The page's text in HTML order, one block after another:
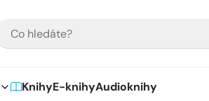
KnihyE-knihyAudioknihy